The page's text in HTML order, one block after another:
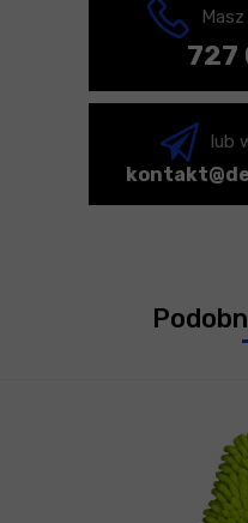
727
lub